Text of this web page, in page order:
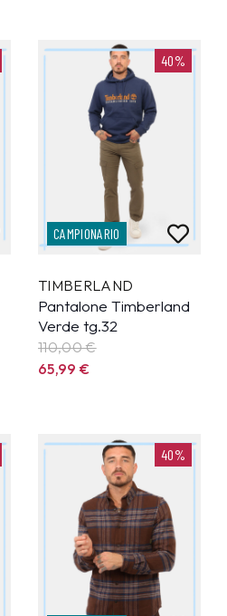
40%
CAMPIONARIO
TIMBERLAND
Pantalone Timberland
Verde tg.32
110,00 €
65,99€
40%